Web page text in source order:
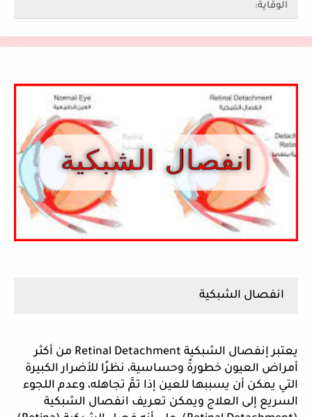
الوقاية:
انفصال الشبكية
يعتبر إنفصال الشبكية Retinal Detachment من أكثر
أمراض العيون خطورةً وحساسية، نظرًا للأضرار الكبيرة
التي يمكن أن يسببها للعين إذا تمَّ تجاهله، وعدم اللجوء
السريع إلى العلاج ويمكن تعريف انفصال الشبكية